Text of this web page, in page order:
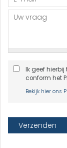
Ik geef
conform het
Bekijk hier ons